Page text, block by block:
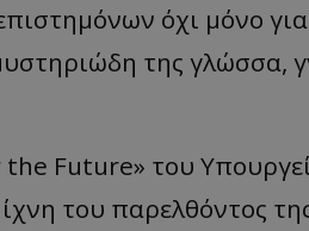
όχι μόνο
της γλώσσα,
Future» του
του παρελθόντος